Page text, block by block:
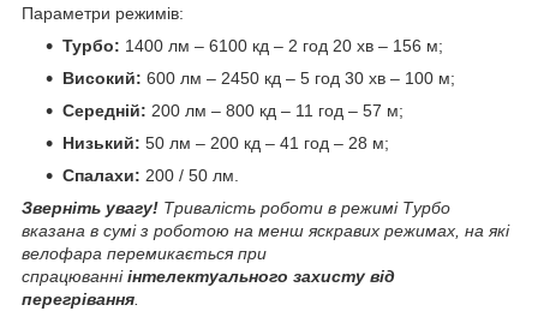
Параметри режимів:
Турбо: 1400 лм – 6100 кд – 2 год 20 хв – 156 м;
Високий: 600 лм – 2450 кд – 5 год 30 хв – 100 м;
Середній: 200 лм – 800 кд – 11 год – 57 м;
Низький: 50 лм – 200 кд – 41 год – 28 м;
Спалахи: 200 / 50 лм.
Зверніть увагу! Тривалість роботи в режимі Турбо
вказана в сумі з роботою на менш яскравих режимах, на які
велофара перемикається при
спрацюванніінтелектуального захисту від
перегрівання.